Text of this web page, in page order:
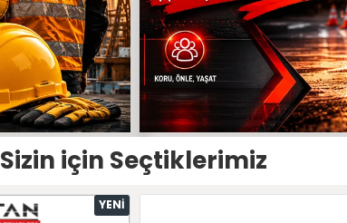
Sizin için Seçtiklerimiz
YENI